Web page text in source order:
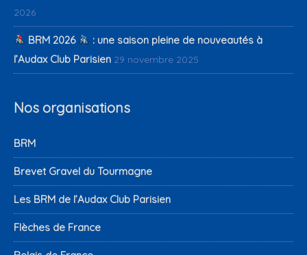
2026
BRM 2026
: une saison pleine de nouveautés à
l’Audax Club Parisien 29 novembre 2025
Nos organisations
BRM
Brevet Gravel du Tourmagne
Les BRM de l’Audax Club Parisien
Flèches de France